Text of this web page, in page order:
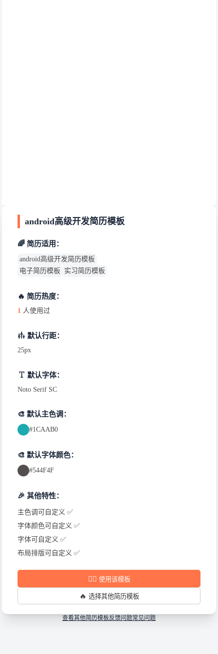
android高级开发简历模板
🌈 简历适用：
android高级开发简历模板
电子简历模板
实习简历模板
🔥 简历热度：
1 人使用过
默认行距：
25px
默认字体：
Noto Serif SC
🎨 默认主色调：
#1CAAB0
🎨 默认字体颜色：
#544F4F
🎉 其他特性：
主色调可自定义 ✅
字体颜色可自定义 ✅
字体可自定义 ✅
布局排版可自定义 ✅
✍🏻 使用该模板
🔥 选择其他简历模板
查看其他简历模板反馈问题常见问题